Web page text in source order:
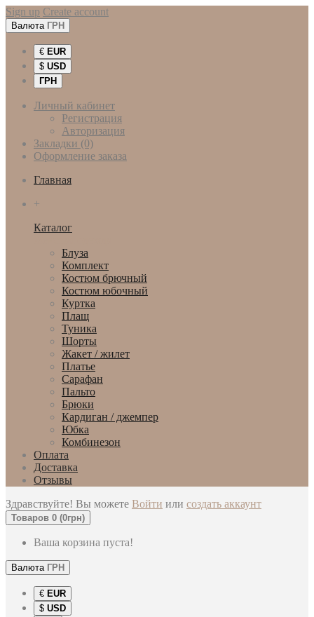
Sign up Create account
Валюта ГРН
€ EUR
$ USD
ГРН
Личный кабинет
Регистрация
Авторизация
Закладки (0)
Оформление заказа
Главная
+
Каталог
Блуза
Комплект
Костюм брючный
Костюм юбочный
Куртка
Плащ
Туника
Шорты
Жакет / жилет
Платье
Сарафан
Пальто
Брюки
Кардиган / джемпер
Юбка
Комбинезон
Оплата
Доставка
Отзывы
Здравствуйте! Вы можете Войти или создать аккаунт
Товаров 0 (0грн)
Ваша корзина пуста!
Валюта ГРН
€ EUR
$ USD